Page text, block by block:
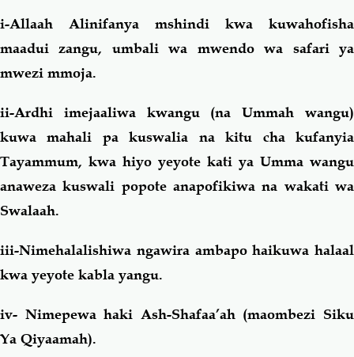
i-Allaah Alinifanya mshindi kwa kuwahofisha
maadui zangu, umbali wa mwendo wa safari ya
mwezi mmoja.
ii-Ardhi imejaaliwa kwangu (na Ummah wangu)
kuwa mahali pa kuswalia na kitu cha kufanyia
Tayammum, kwa hiyo yeyote kati ya Umma wangu
anaweza kuswali popote anapofikiwa na wakati wa
Swalaah.
iii-Nimehalalishiwa ngawira ambapo haikuwa halaal
kwa yeyote kabla yangu.
iv- Nimepewa haki Ash-Shafaa’ah (maombezi Siku
Ya Qiyaamah).